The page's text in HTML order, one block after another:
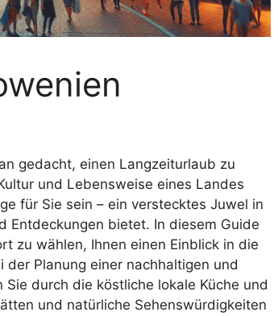
gedacht, einen Langzeiturlaub zu
und Lebensweise eines Landes
für Sie sein – ein verstecktes Juwel in
Entdeckungen bietet. In diesem Guide
zu wählen, Ihnen einen Einblick in die
Planung einer nachhaltigen und
durch die köstliche lokale Küche und
und natürliche Sehenswürdigkeiten